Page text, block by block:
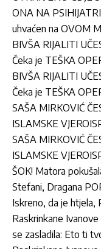
ONA NA
uhvaćen na OVOM
BIVŠA RIJALITI
Čeka je TEŠKA
BIVŠA RIJALITI
Čeka je TEŠKA
SAŠA MIRKOVIĆ
ISLAMSKE
SAŠA MIRKOVIĆ
ISLAMSKE
ŠOK! Matora
Stefani, Dragana
Iskreno, da je htjela,
Raskrinkane
se zasladila: Eto ti